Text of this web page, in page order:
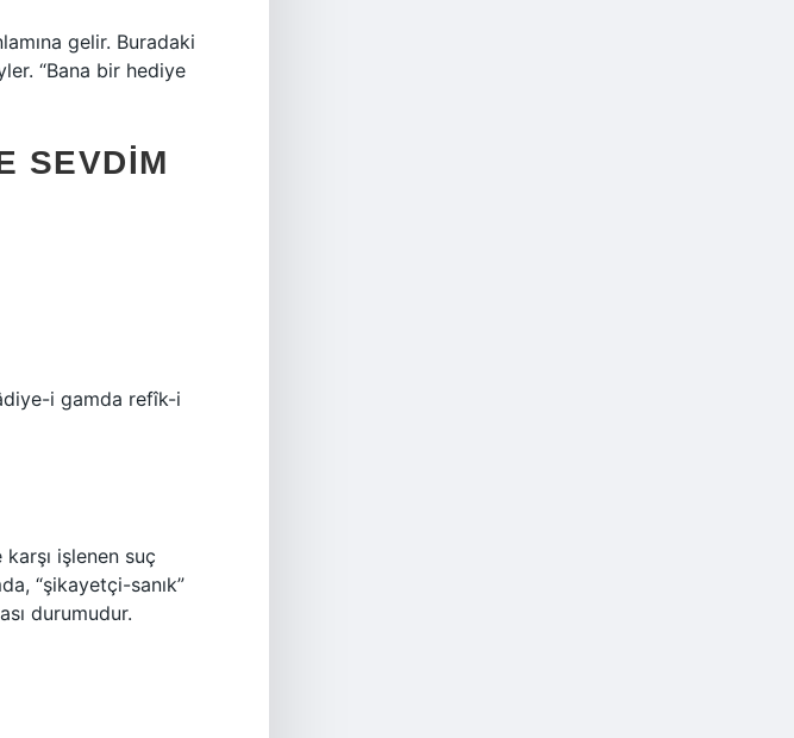
gelir. Buradaki
“Bana bir hediye
SEVDIM
i gamda refîk-i
işlenen suç
“şikayetçi-sanık”
durumudur.